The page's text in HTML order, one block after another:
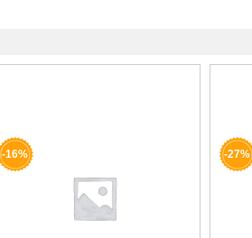
-16% -27%